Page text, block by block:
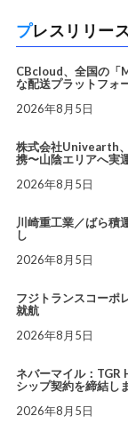
プレスリリ
CBcloud、全国の「
な配送プラットフォ
2026年8月5日
株式会社Univearth
携〜山陰エリアへ実
2026年8月5日
川崎重工業／ばら積
し
2026年8月5日
フジトランスコーポ
就航
2026年8月5日
ネバーマイル：TGR
シップ契約を締結し
2026年8月5日